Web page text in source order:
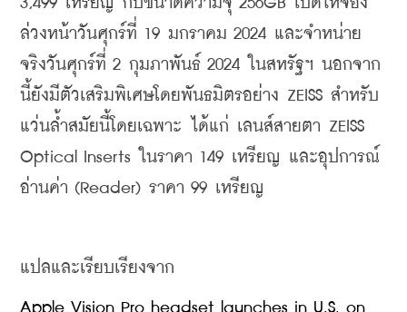
ล่วงหน้าวันศุกร์ที่ 19 มกราคม 2024 และจำหน่าย
จริงวันศุกร์ที่ 2 กุมภาพันธ์ 2024 ในสหรัฐฯ นอกจาก
นี้ยังมีตัวเสริมพิเศษโดยพันธมิตรอย่าง ZEISS สำหรับ
แว่นล้ำสมัยนี้โดยเฉพาะ ได้แก่ เลนส์สายตา ZEISS
Optical Inserts ในราคา 149 เหรียญ และอุปการณ์
อ่านค่า (Reader) ราคา 99 เหรียญ
แปลและเรียบเรียงจาก
Apple Vision Pro headset launches in U.S. on